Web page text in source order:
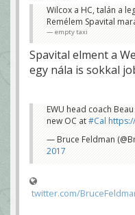
Wilcox a HC, talán a
Remélem Spavital
empty taxi
Spavital elment a
egy nála is sokkal
EWU head coach
new OC at#Cal
— Bruce Feldman
2017
twitter.com/